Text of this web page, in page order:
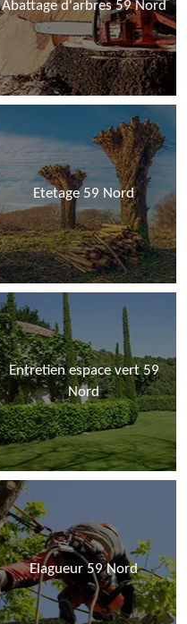
Abattage d'arbres 59 Nord
Etetage 59 Nord
Entretien espace vert 59
Nord
Elagueur 59 Nord